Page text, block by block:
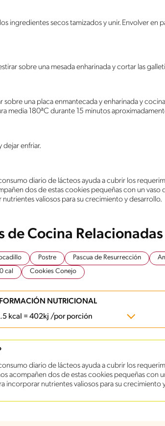
ingredientes secos tamizados y unir. Envolver en
sobre una mesada enharinada y cortar las
sobre una placa enmantecada y enharinada y
media 180ªC durante 15 minutos
dejar enfriar.
consumo diario de lácteos ayuda a cubrir los
dos de estas cookies pequeñas con un vaso
valiosos para su crecimiento y desarrollo.
de Cocina Relacionadas
Postre Pascua de Resurrección
cal
Cookies Conejo
NUTRICIONAL
kcal = 402kj /por porción
4.4 g
0.5 g
1.7 g
diario de lácteos ayuda a cubrir los
acompañen dos de estas cookies pequeñas con
incorporar nutrientes valiosos para su crecimiento